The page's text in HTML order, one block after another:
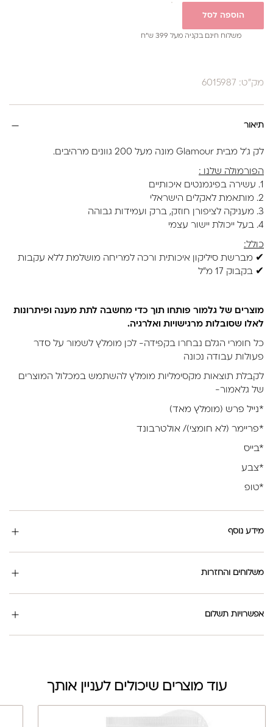
הוספה לסל
משלוח חינם בקניה מעל 399 ש”ח
מק"ט: 6015987
תיאור
לק ג'ל מבית Glamour מונה מעל 200 גוונים מרהיבים.
הפורמולה שלנו :
1. עשירה בפיגמנטים איכותיים
2. מותאמת לאקלים הישראלי
3. מעניקה לציפורן חוזק, ברק ועמידות גבוהה
4. בעל ייכולת יישור עצמי
כולל:
✔ מברשת סיליקון איכותית ורכה למריחה מושלמת ללא עקבות
✔ בקבוק 17 מ"ל
מוצרים של גלמור פותחו תוך כדי מחשבה לתת מענה ופיתרונות
לאלו שסובלות מרגישויות ואלרגיה.
כל חומרי הגלם נבחרו בקפידה- לכן מומלץ לשמור על סדר
פעולות עבודה נכונה
לקבלת תוצאות מקסימליות מומלץ להשתמש במכלול המוצרים
של גלאמור-
*נייל פרש (מומלץ מאד)
*פריימר (לא חומצי)/ אולטרבונד
*בייס
*צבע
*טופ
מידע נוסף
משלוחים והחזרות
אפשרויות תשלום
עוד מוצרים שיכולים לעניין אותך